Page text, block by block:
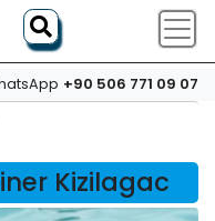
+90 506 771 09 07
Kizilagac